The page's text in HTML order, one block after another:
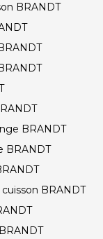
BRANDT
BRANDT
BRANDT
BRANDT